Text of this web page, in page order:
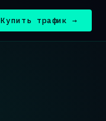
Купить трафик →